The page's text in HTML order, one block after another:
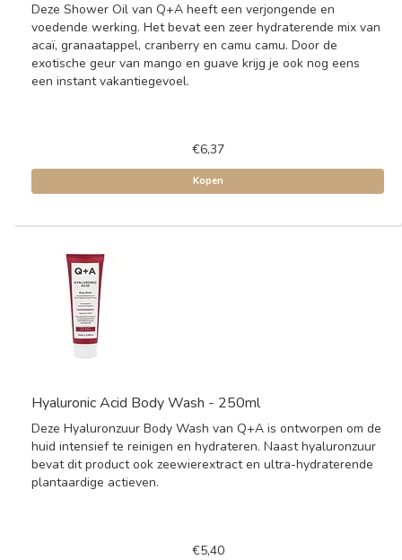
Deze Shower Oil van Q+A heeft een verjongende en
voedende werking. Het bevat een zeer hydraterende mix van
acaï, granaatappel, cranberry en camu camu. Door de
exotische geur van mango en guave krijg je ook nog eens
een instant vakantiegevoel.
€6,37
Kopen
Hyaluronic Acid Body Wash - 250ml
Deze Hyaluronzuur Body Wash van Q+A is ontworpen om de
huid intensief te reinigen en hydrateren. Naast hyaluronzuur
bevat dit product ook zeewierextract en ultra-hydraterende
plantaardige actieven.
€5,40